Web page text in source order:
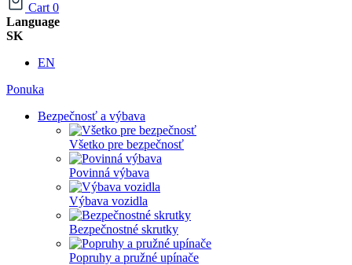
Cart 0
Language
SK
EN
Ponuka
Bezpečnosť a výbava
Všetko pre bezpečnosť
Povinná výbava
Výbava vozidla
Bezpečnostné skrutky
Popruhy a pružné upínače